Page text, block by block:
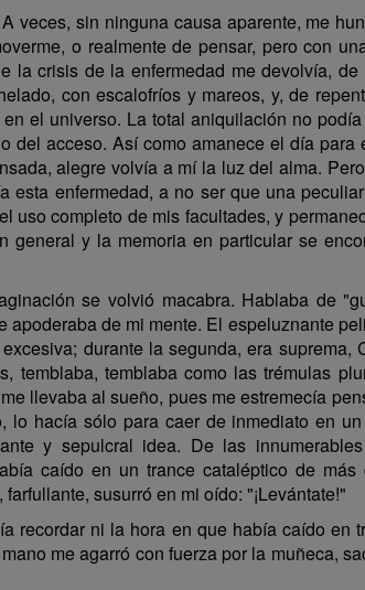
veces, sin ninguna causa aparente, me
o realmente de pensar, pero con
la crisis de la enfermedad me devolvía, de
con escalofríos y mareos, y, de
el universo. La total aniquilación no podía
del acceso. Así como amanece el día para
alegre volvía a mí la luz del alma.
enfermedad, a no ser que una
uso completo de mis facultades, y
y la memoria en particular se
se volvió macabra. Hablaba de
de mi mente. El espeluznante
durante la segunda, era suprema,
temblaba, temblaba como las trémulas
llevaba al sueño, pues me estremecía
lo hacía sólo para caer de inmediato en
y sepulcral idea. De las
caído en un trance cataléptico de más
susurró en mi oído: "¡Levántate!"
recordar ni la hora en que había caído en
me agarró con fuerza por la muñeca,